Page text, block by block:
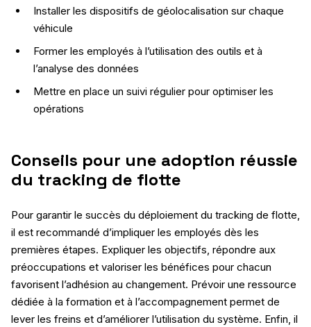
Installer les dispositifs de géolocalisation sur chaque
véhicule
Former les employés à l’utilisation des outils et à
l’analyse des données
Mettre en place un suivi régulier pour optimiser les
opérations
Conseils pour une adoption réussie
du tracking de flotte
Pour garantir le succès du déploiement du tracking de flotte,
il est recommandé d’impliquer les employés dès les
premières étapes. Expliquer les objectifs, répondre aux
préoccupations et valoriser les bénéfices pour chacun
favorisent l’adhésion au changement. Prévoir une ressource
dédiée à la formation et à l’accompagnement permet de
lever les freins et d’améliorer l’utilisation du système. Enfin, il